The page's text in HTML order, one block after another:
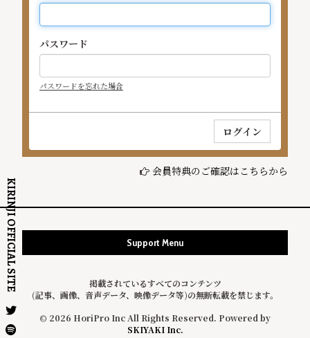
KIRINJI OFFICIAL SITE
パスワード
パスワードを忘れた場合
会員特典のご確認はこちらから
Support Menu
掲載されているすべてのコンテンツ
(記事、画像、音声データ、映像データ等)の無断転載を禁じます。
© 2026 HoriPro Inc All Rights Reserved. Powered by
SKIYAKI Inc.